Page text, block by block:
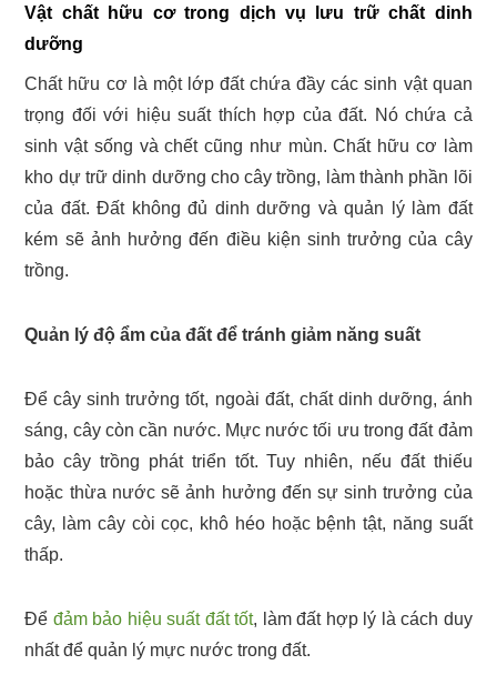
Vật chất hữu cơ trong dịch vụ lưu trữ chất dinh
dưỡng
Chất hữu cơ là một lớp đất chứa đầy các sinh vật quan
trọng đối với hiệu suất thích hợp của đất. Nó chứa cả
sinh vật sống và chết cũng như mùn. Chất hữu cơ làm
kho dự trữ dinh dưỡng cho cây trồng, làm thành phần lõi
của đất. Đất không đủ dinh dưỡng và quản lý làm đất
kém sẽ ảnh hưởng đến điều kiện sinh trưởng của cây
trồng.
Quản lý độ ẩm của đất để tránh giảm năng suất
Để cây sinh trưởng tốt, ngoài đất, chất dinh dưỡng, ánh
sáng, cây còn cần nước. Mực nước tối ưu trong đất đảm
bảo cây trồng phát triển tốt. Tuy nhiên, nếu đất thiếu
hoặc thừa nước sẽ ảnh hưởng đến sự sinh trưởng của
cây, làm cây còi cọc, khô héo hoặc bệnh tật, năng suất
thấp.
Để đảm bảo hiệu suất đất tốt, làm đất hợp lý là cách duy
nhất để quản lý mực nước trong đất.